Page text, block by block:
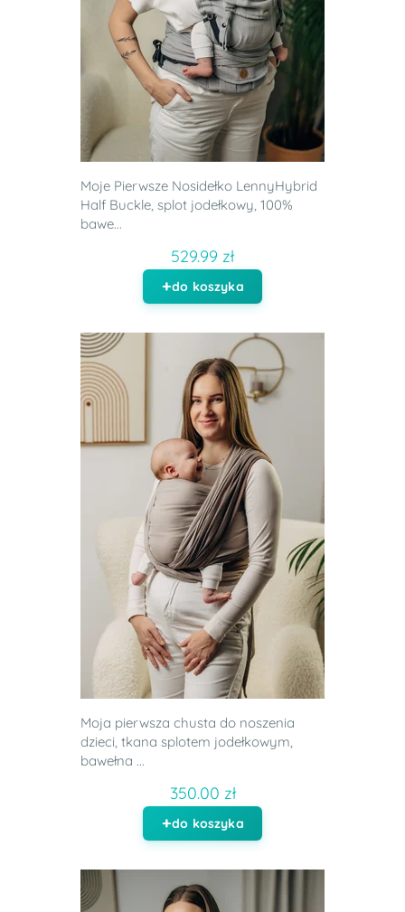
Moje Pierwsze Nosidełko LennyHybrid
Half Buckle, splot jodełkowy, 100%
bawe...
529.99 zł
do koszyka
Moja pierwsza chusta do noszenia
dzieci, tkana splotem jodełkowym,
bawełna ...
350.00 zł
do koszyka